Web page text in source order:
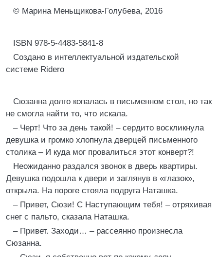
© Марина Меньщикова-Голубева, 2016
ISBN 978-5-4483-5841-8
Создано в интеллектуальной издательской
системе Ridero
Сюзанна долго копалась в письменном стол, но так
не смогла найти то, что искала.
– Черт! Что за день такой! – сердито воскликнула
девушка и громко хлопнула дверцей письменного
столика – И куда мог провалиться этот конверт?!
Неожиданно раздался звонок в дверь квартиры.
Девушка подошла к двери и заглянув в «глазок»,
открыла. На пороге стояла подруга Наташка.
– Привет, Сюзи! С Наступающим тебя! – отряхивая
снег с пальто, сказала Наташка.
– Привет. Заходи… – рассеянно произнесла
Сюзанна.